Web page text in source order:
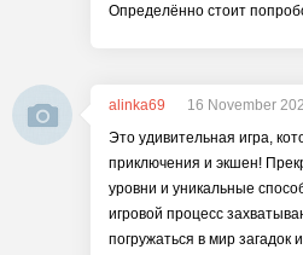
Определённо стоит
alinka69
16 November
Это удивительная игра,
приключения и экшен!
уровни и уникальные
игровой процесс
погружаться в мир